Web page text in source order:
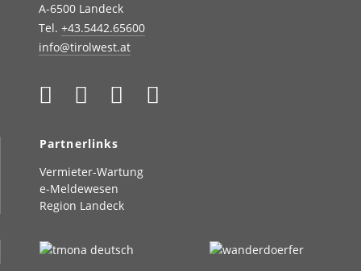
A-6500 Landeck
Tel. +43.5442.65600
info@tirolwest.at
Partnerlinks
Vermieter-Wartung
e-Meldewesen
Region Landeck